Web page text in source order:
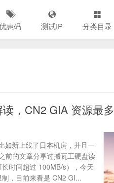
惠码 测试IP 分类目录
，CN2 GIA 资源最多
如新上线了日本机房，并且一
前的文章分享过搬瓦工硬盘读
时间超过 100MB/s），今天
，目前来看是 CN2 GI...